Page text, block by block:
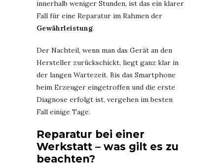
innerhalb weniger Stunden, ist das ein klarer
Fall für eine Reparatur im Rahmen der
Gewährleistung.
Der Nachteil, wenn man das Gerät an den
Hersteller zurückschickt, liegt ganz klar in
der langen Wartezeit. Bis das Smartphone
beim Erzeuger eingetroffen und die erste
Diagnose erfolgt ist, vergehen im besten
Fall einige Tage.
Reparatur bei einer
Werkstatt – was gilt es zu
beachten?